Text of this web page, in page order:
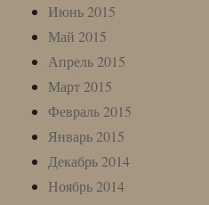
Июнь 2015
Май 2015
Апрель 2015
Март 2015
Февраль 2015
Январь 2015
Декабрь 2014
Ноябрь 2014